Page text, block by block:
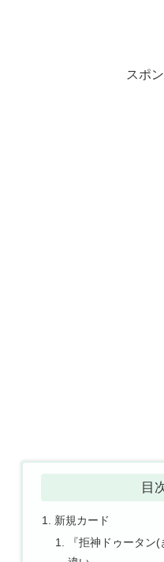
スポ
目
新規カード
『拒神ドゥータ